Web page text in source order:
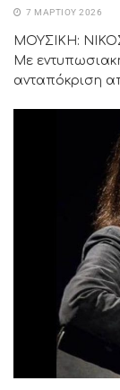
7 ΜΑΡΤΊΟΥ 2026
ΜΟΥΣΙΚΗ:
Με
ανταπόκριση